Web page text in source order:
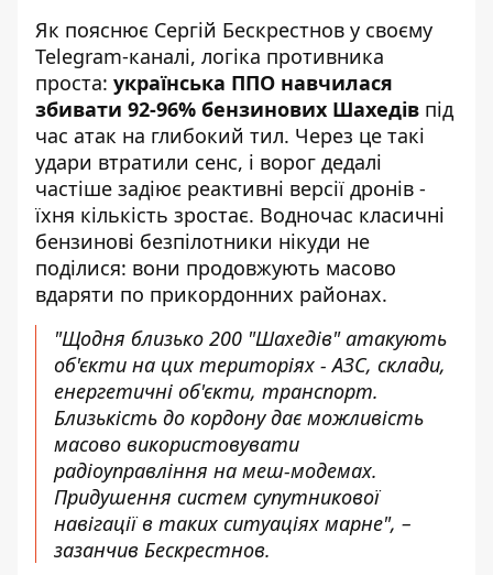
Як пояснює Сергій Бескрестнов у своєму
Telegram-каналі, логіка противника
проста: українська ППО навчилася
збивати 92-96% бензинових Шахедів під
час атак на глибокий тил. Через це такі
удари втратили сенс, і ворог дедалі
частіше задіює реактивні версії дронів -
їхня кількість зростає. Водночас класичні
бензинові безпілотники нікуди не
поділися: вони продовжують масово
вдаряти по прикордонних районах.
"Щодня близько 200 "Шахедів" атакують
об'єкти на цих територіях - АЗС, склади,
енергетичні об'єкти, транспорт.
Близькість до кордону дає можливість
масово використовувати
радіоуправління на меш-модемах.
Придушення систем супутникової
навігації в таких ситуаціях марне", –
зазанчив Бескрестнов.